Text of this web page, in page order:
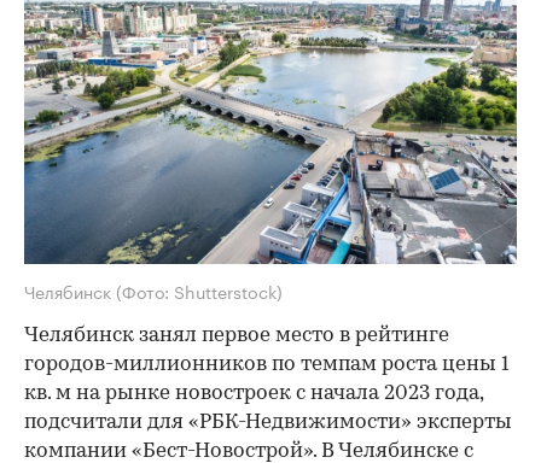
Челябинск (Фото: Shutterstock)
Челябинск занял первое место в рейтинге
городов-миллионников по темпам роста цены 1
кв. м на рынке новостроек с начала 2023 года,
подсчитали для «РБК-Недвижимости» эксперты
компании «Бест-Новострой». В Челябинске с